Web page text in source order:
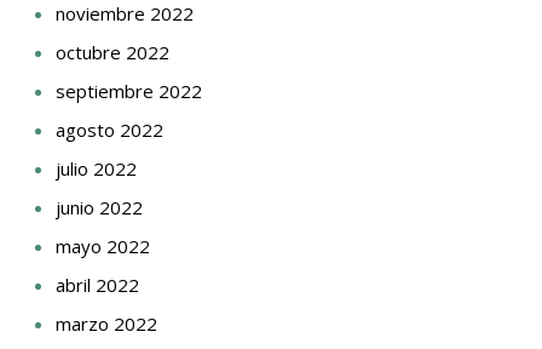
noviembre 2022
octubre 2022
septiembre 2022
agosto 2022
julio 2022
junio 2022
mayo 2022
abril 2022
marzo 2022